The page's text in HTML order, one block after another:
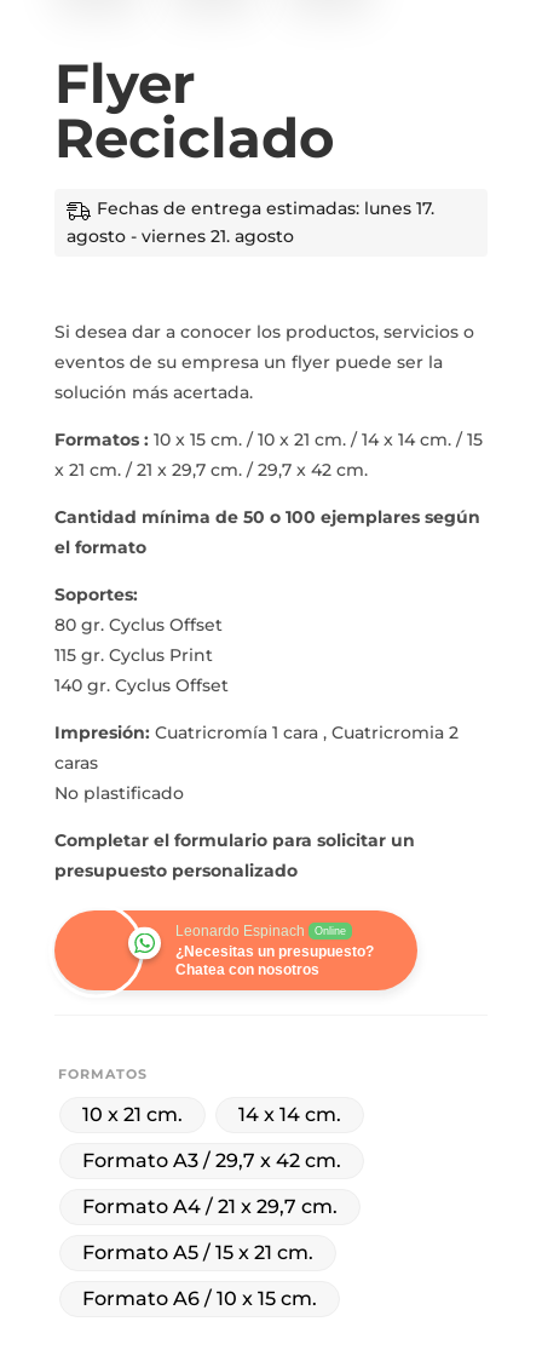
Flyer
Reciclado
Fechas de entrega estimadas: lunes 17.
agosto - viernes 21. agosto
Si desea dar a conocer los productos, servicios o
eventos de su empresa un flyer puede ser la
solución más acertada.
Formatos : 10 x 15 cm. / 10 x 21 cm. / 14 x 14 cm. / 15
x 21 cm. / 21 x 29,7 cm. / 29,7 x 42 cm.
Cantidad mínima de 50 o 100 ejemplares según
el formato
Soportes:
80 gr. Cyclus Offset
115 gr. Cyclus Print
140 gr. Cyclus Offset
Impresión: Cuatricromía 1 cara , Cuatricromia 2
caras
No plastificado
Completar el formulario para solicitar un
presupuesto personalizado
Leonardo Espinach Online
¿Necesitas un presupuesto?
Chatea con nosotros
FORMATOS
10 x 21 cm.
14 x 14 cm.
Formato A3 / 29,7 x 42 cm.
Formato A4 / 21 x 29,7 cm.
Formato A5 / 15 x 21 cm.
Formato A6 / 10 x 15 cm.